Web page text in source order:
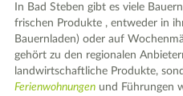
In Bad Steben gibt es viele
frischen Produkte , entweder in
Bauernladen) oder auf
gehört zu den regionalen
landwirtschaftliche Produkte,
Ferienwohnungen und Führungen